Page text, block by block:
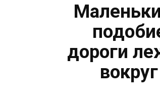
дороги